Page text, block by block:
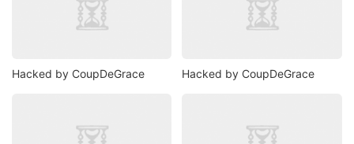
Hacked by CoupDeGrace Hacked by CoupDeGrace